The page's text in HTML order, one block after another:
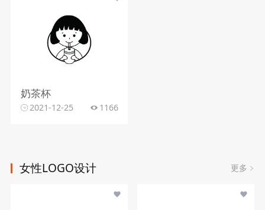
奶茶杯
2021-12-25 1166
女性LOGO设计 更多